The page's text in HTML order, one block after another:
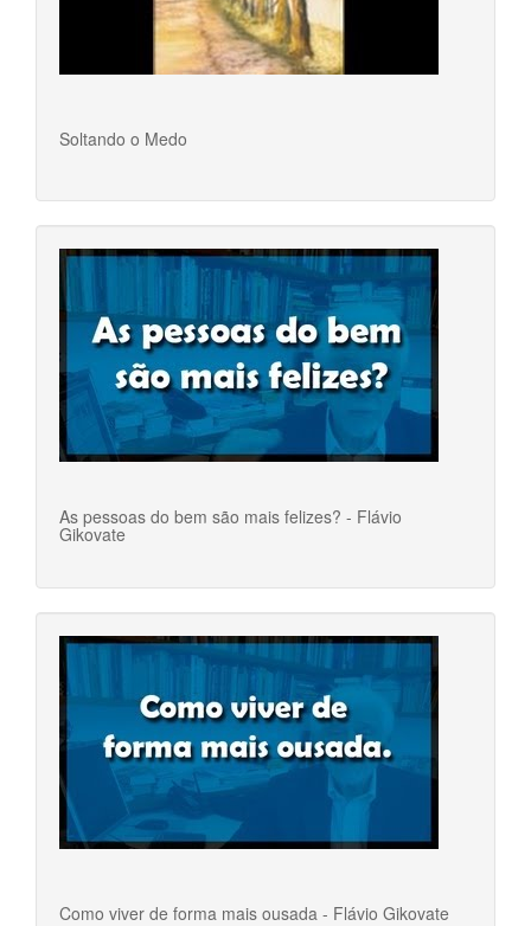
Soltando o Medo
As pessoas do bem são mais felizes? - Flávio
Gikovate
Como viver de forma mais ousada - Flávio Gikovate